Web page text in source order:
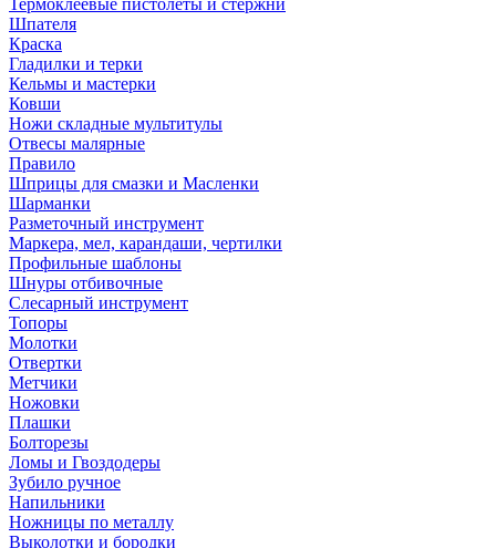
Термоклеевые пистолеты и стержни
Шпателя
Краска
Гладилки и терки
Кельмы и мастерки
Ковши
Ножи складные мультитулы
Отвесы малярные
Правило
Шприцы для смазки и Масленки
Шарманки
Разметочный инструмент
Маркера, мел, карандаши, чертилки
Профильные шаблоны
Шнуры отбивочные
Слесарный инструмент
Топоры
Молотки
Отвертки
Метчики
Ножовки
Плашки
Болторезы
Ломы и Гвоздодеры
Зубило ручное
Напильники
Ножницы по металлу
Выколотки и бородки